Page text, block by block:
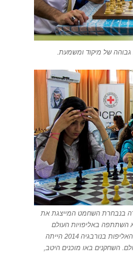
גבוהה של מיקוד ומשמעת.
וחברה בנבחרת השחמט המייצגת את
השתתפה באליפויות העולם
בטורקיה ב-2012 ובנורבגיה ב-2014. “האליפות בנורבגיה 2014 הייתה
השחקנים באו מוכנים היטב,